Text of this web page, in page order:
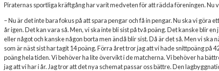
Piraternas sportliga kräftgång har varit medveten för att rädda föreningen. Nu
– Nu är det inte bara fokus på att spara pengar och få in pengar. Nu ska vi göra
år igen. Det kan vara så. Men, vi ska inte bli sist på två poäng. Det kanske blir
eller något och kanske någon borta men ändå blir sist. Då är det så. Men vi ska
som är näst sist har tagit 14 poäng. Förra året tror jag att vi hade snittpoäng på
poäng hela tiden. Vi behöver ha lite övervikt i de matcherna. Vi behöver ha
jag att vi har i år. Jag tror att det nya schemat passar oss bättre. Den